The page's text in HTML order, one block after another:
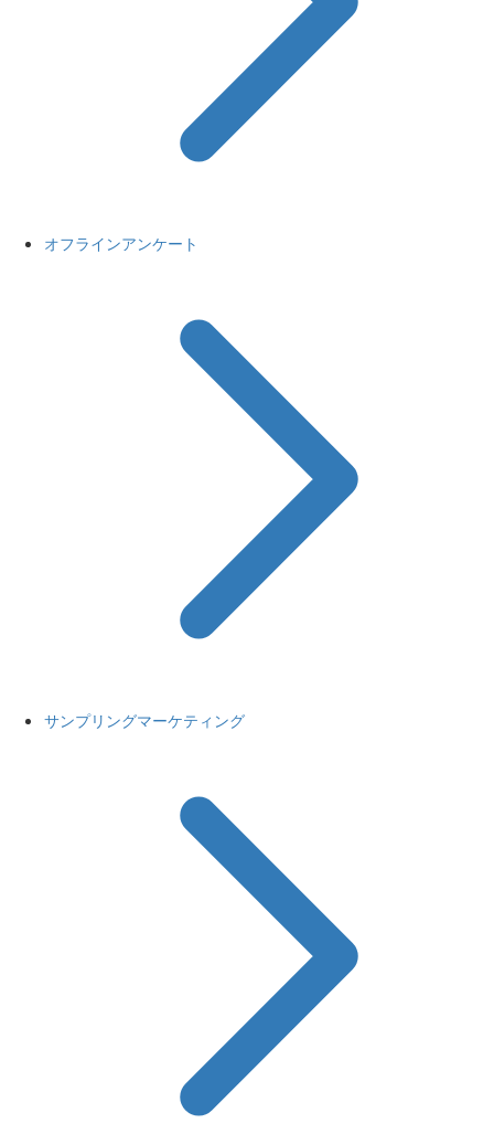
オフラインアンケート
サンプリングマーケティング